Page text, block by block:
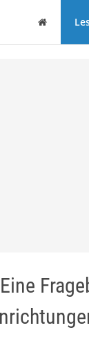
Haus